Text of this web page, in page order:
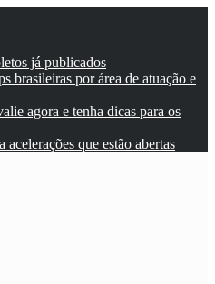
já publicados
brasileiras por área de atuação e
agora e tenha dicas para os
acelerações que estão abertas